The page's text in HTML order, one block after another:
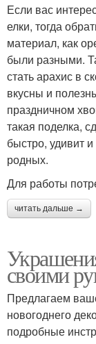
Если вас
елки, тогда
материал, как
были разными.
стать арахис в
вкусны и
праздничном
такая поделка,
быстро, удивит
родных.
Для работы
читать дальше →
своими
Предлагаем
новогоднего
подробные